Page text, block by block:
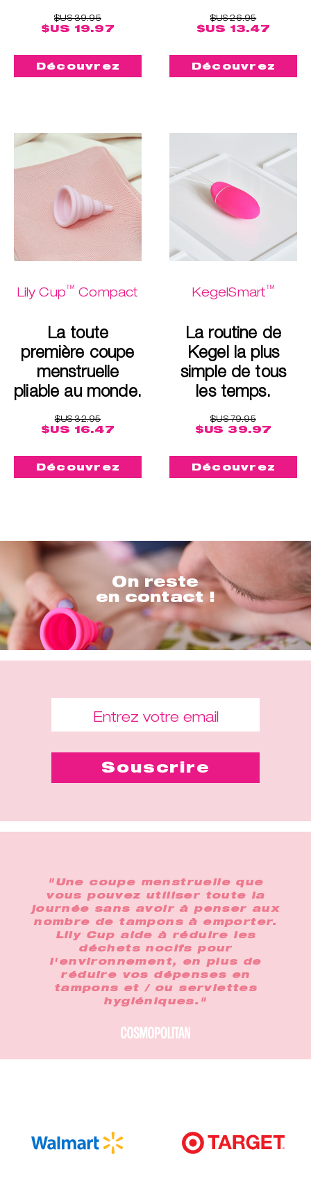
$US 39.95
$US 19.97
Découvrez
$US 26.95
$US 13.47
Découvrez
Lily Cup™ Compact
La toute
première coupe
menstruelle
pliable au monde.
$US 32.95
$US 16.47
Découvrez
KegelSmart™
La routine de
Kegel la plus
simple de tous
les temps.
$US 79.95
$US 39.97
Découvrez
On reste
en contact !
"Une coupe menstruelle que
vous pouvez utiliser toute la
journée sans avoir à penser aux
nombre de tampons à emporter.
Lily Cup aide à réduire les
déchets nocifs pour
l'environnement, en plus de
réduire vos dépenses en
tampons et / ou serviettes
hygiéniques."